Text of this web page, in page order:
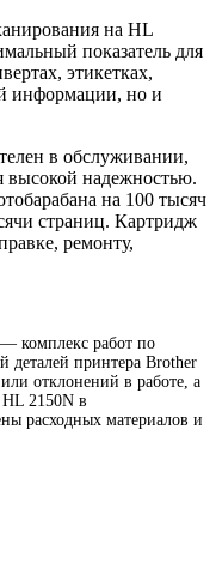
на HL
показатель для
этикетках,
информации, но и
в обслуживании,
высокой надежностью.
на 100 тысяч
страниц. Картридж
ремонту,
комплекс работ по
деталей принтера Brother
отклонений в работе, а
2150N в
расходных материалов и